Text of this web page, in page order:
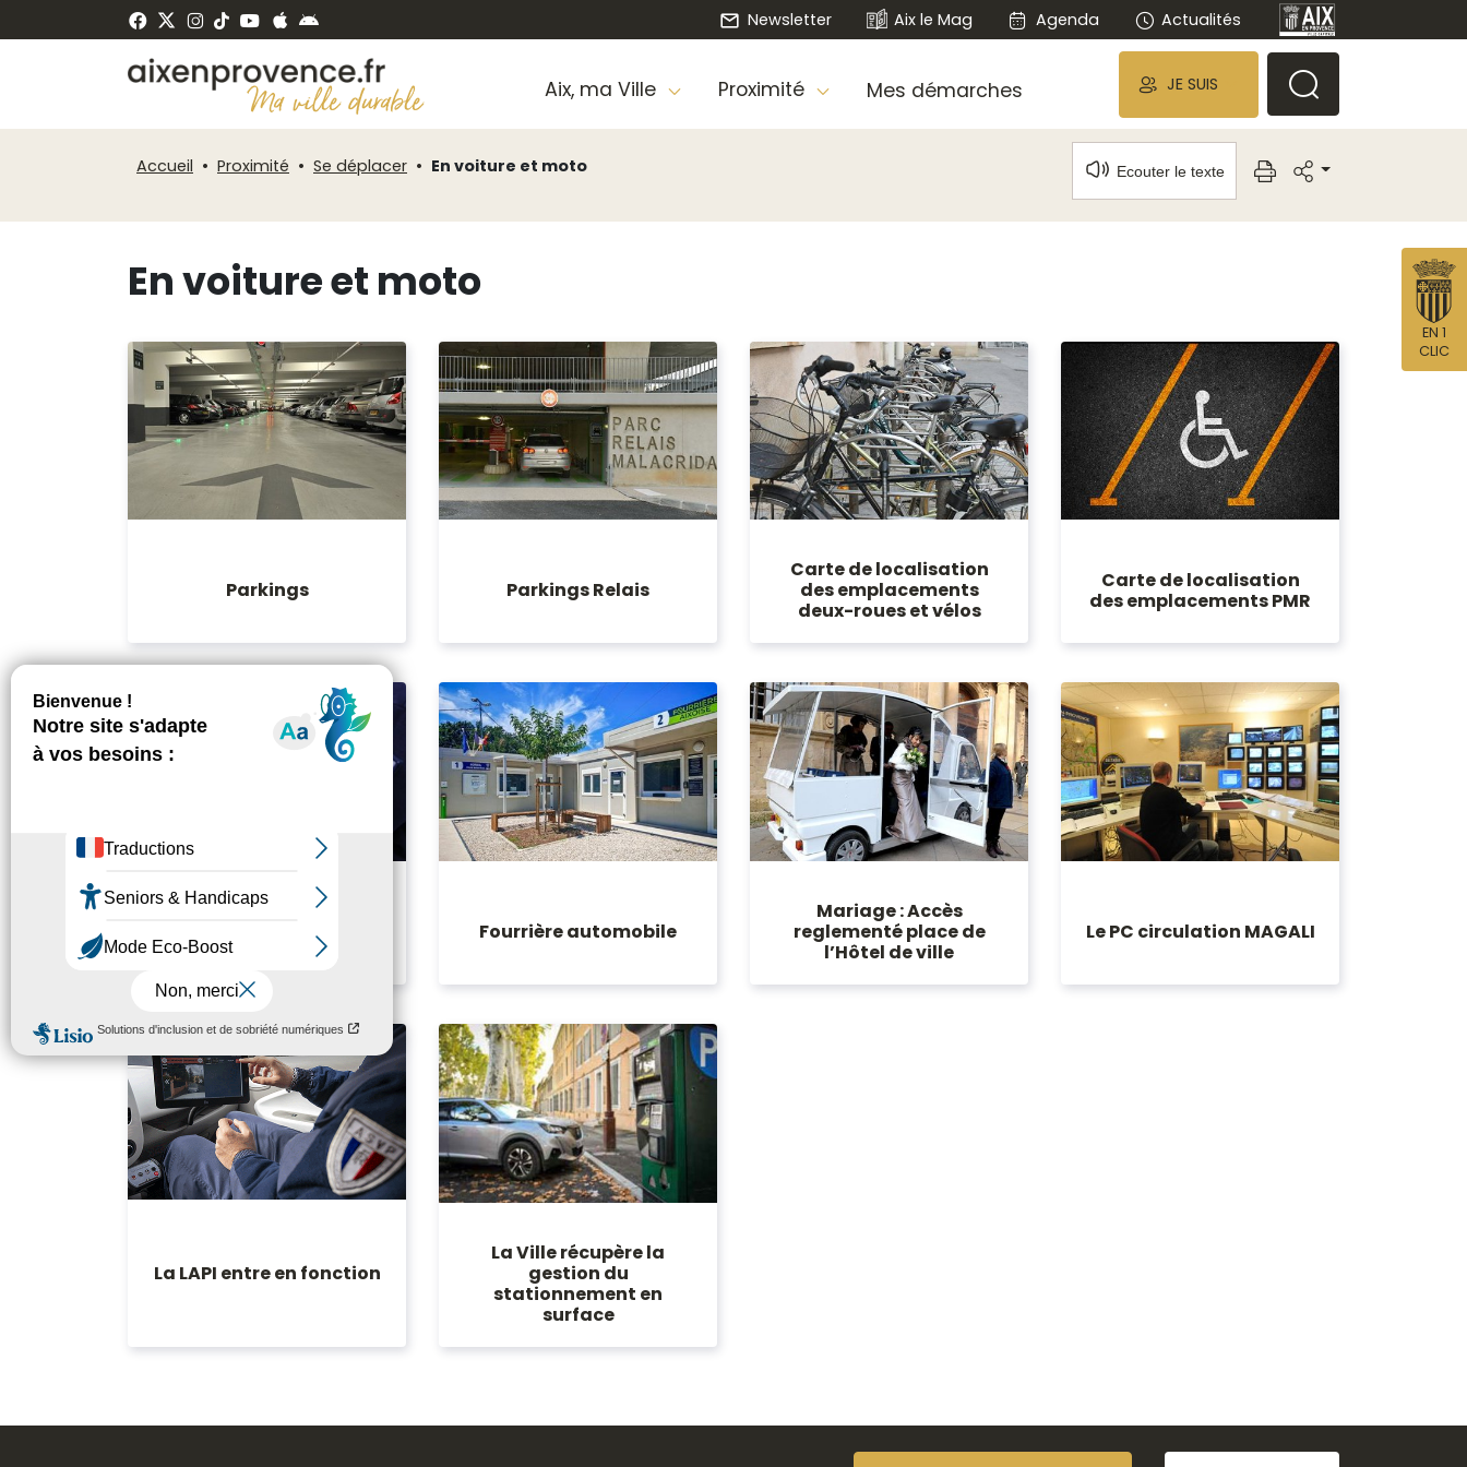
Newsletter Aix le Mag Agenda Actualités
Aix, ma Ville Proximité Mes démarches JE SUIS
Accueil Proximité Se déplacer En voiture et moto Ecouter le texte
En voiture et moto
Parkings Parkings Relais
Carte de localisation
des emplacements
deux-roues et vélos
Carte de localisation
des emplacements PMR
Le Forfait Post-
Sationnement (FPS) :
Mode d’emploi
Fourrière automobile
Mariage : Accès
reglementé place de
l’Hôtel de ville
Le PC circulation MAGALI
La LAPI entre en fonction
La Ville récupère la
gestion du
stationnement en
surface
EN 1
CLIC
de
Panneau de gestion des cookies